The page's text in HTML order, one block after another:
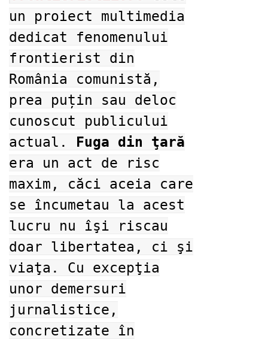
un proiect multimedia
dedicat fenomenului
frontierist din
România comunistă,
prea puțin sau deloc
cunoscut publicului
actual. Fuga din ţară
era un act de risc
maxim, căci aceia care
se încumetau la acest
lucru nu îşi riscau
doar libertatea, ci şi
viaţa. Cu excepţia
unor demersuri
jurnalistice,
concretizate în